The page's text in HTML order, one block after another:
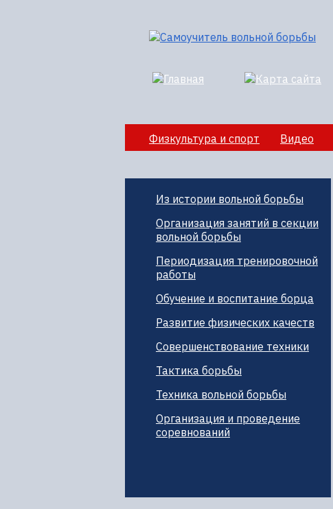
Физкультура и спорт Видео
Из истории вольной борьбы
Организация занятий в секции
вольной борьбы
Периодизация тренировочной
работы
Обучение и воспитание борца
Развитие физических качеств
Совершенствование техники
Тактика борьбы
Техника вольной борьбы
Организация и проведение
соревнований